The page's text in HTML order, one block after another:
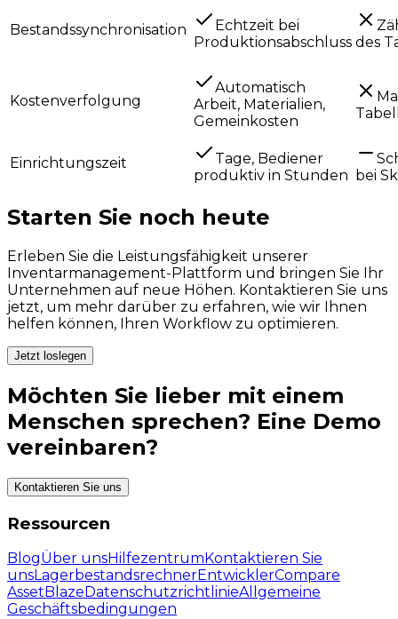
Bestandssynchronisation
Echtzeit bei
Produktionsabschluss des
Kostenverfolgung
Automatisch
Arbeit, Materialien,
Gemeinkosten
Einrichtungszeit
Tage, Bediener
produktiv in Stunden bei
Starten Sie noch heute
Erleben Sie die Leistungsfähigkeit unserer
Inventarmanagement-Plattform und bringen Sie Ihr
Unternehmen auf neue Höhen. Kontaktieren Sie uns
jetzt, um mehr darüber zu erfahren, wie wir Ihnen
helfen können, Ihren Workflow zu optimieren.
Jetzt loslegen
Möchten Sie lieber mit einem
Menschen sprechen? Eine Demo
vereinbaren?
Kontaktieren Sie uns
Ressourcen
BlogÜber unsHilfezentrum Kontaktieren Sie
unsLagerbestandsrechnerEntwicklerCompare
AssetBlaze DatenschutzrichtlinieAllgemeine
Geschäftsbedingungen